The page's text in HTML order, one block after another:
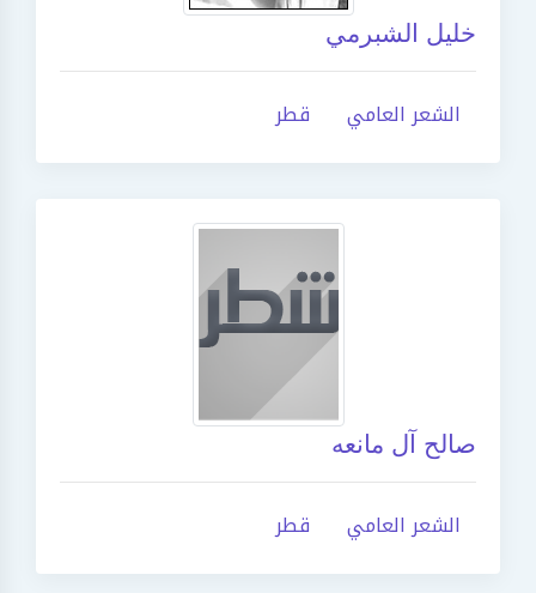
خليل الشبرمي
الشعر العامي قطر
صالح آل مانعه
الشعر العامي قطر